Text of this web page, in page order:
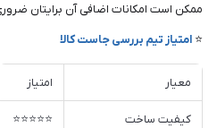
ممکن است امکانات اضافی آن برایتان
⭐ امتیاز تیم بررسی جاست کالا
معیار امتیاز
کیفیت ساخت ⭐⭐⭐⭐⭐